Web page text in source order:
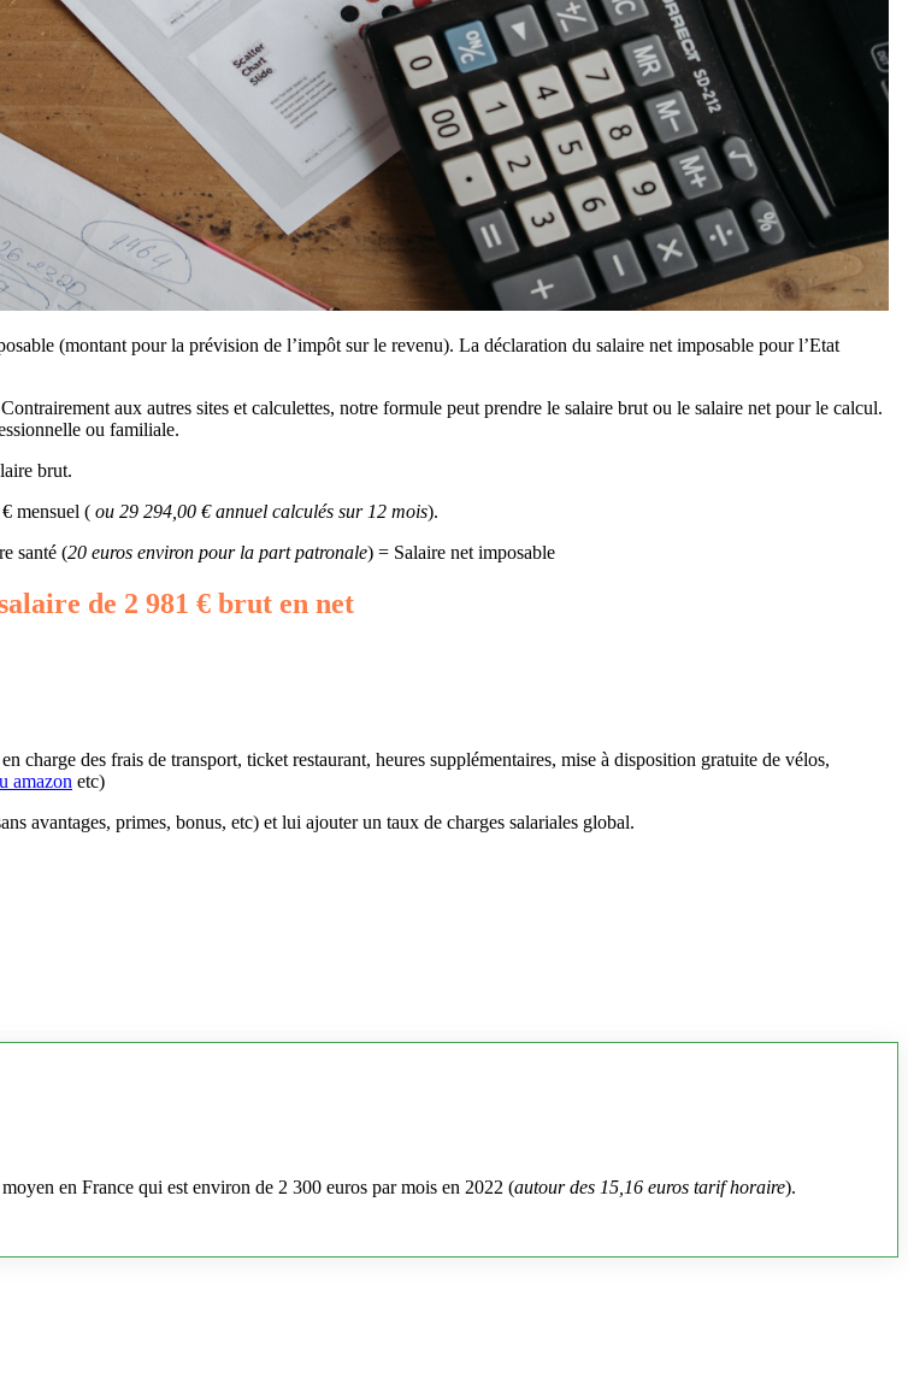
(montant pour la prévision de l’impôt sur le revenu). La déclaration du salaire net imposable pour l’Etat
aux autres sites et calculettes, notre formule peut prendre le salaire brut ou le salaire net pour le calcul.
ou familiale.
brut.
mensuel ( ou 29 294,00 € annuel calculés sur 12 mois).
santé (20 euros environ pour la part patronale) = Salaire net imposable
de 2 981 € brut en net
charge des frais de transport, ticket restaurant, heures supplémentaires, mise à disposition gratuite de vélos,
amazon etc)
avantages, primes, bonus, etc) et lui ajouter un taux de charges salariales global.
en France qui est environ de 2 300 euros par mois en 2022 (autour des 15,16 euros tarif horaire).